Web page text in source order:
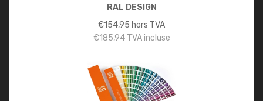
RAL DESIGN
€154,95 hors TVA
€185,94TVA incluse